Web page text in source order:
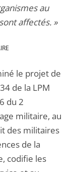
au
affectés. »
le projet de
de la LPM
du 2
militaire, au
des militaires
de la
codifie les